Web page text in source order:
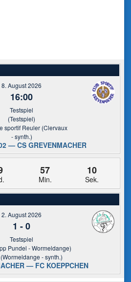
8. August 2026
16:00
Testspiel
(Testspiel)
sportif Reuler (Clervaux
- synth.)
— CS GREVENMACHER
57
Min.
10
Sek.
2. August 2026
1 -0
Testspiel
Pundel - Wormeldange)
- synth.)
— FC KOEPPCHEN